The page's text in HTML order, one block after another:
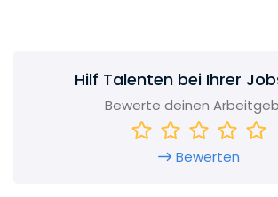
Hilf Talenten bei Ihrer
Bewerte deinen
Bewerten